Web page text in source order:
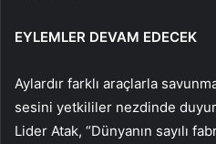
EYLEMLER DEVAM EDECEK
Aylardır farklı araçlarla
sesini yetkililer nezdinde
Lider Atak, “Dünyanın sayılı